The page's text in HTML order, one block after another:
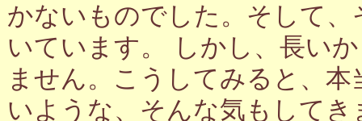
かないものでした。そして
いています。 しかし、長い
ません。こうしてみると、
いような、そんな気もして